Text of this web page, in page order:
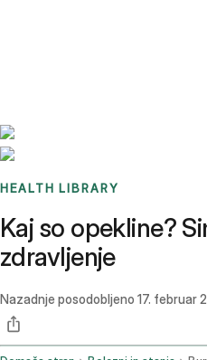
HEALTH LIBRARY
Kaj so opekline?
zdravljenje
Nazadnje posodobljeno 17. februar